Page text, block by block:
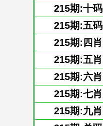
215期:十码
215期:五码
215期:四肖
215期:五肖
215期:六肖
215期:七肖
215期:九肖